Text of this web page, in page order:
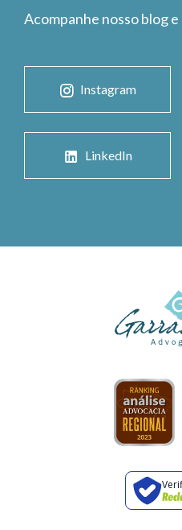
Acompanhe nosso blog
Instagram
LinkedIn